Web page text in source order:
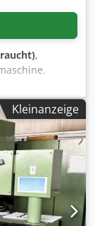
,
1500mm,
Zähnezahl:
ca.
mit
Kleinanzeige